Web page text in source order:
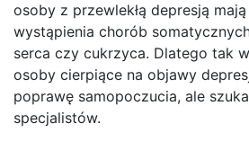
osoby z przewlekłą depresją
wystąpienia chorób
serca czy cukrzyca. Dlatego tak
osoby cierpiące na objawy
poprawę samopoczucia, ale
specjalistów.